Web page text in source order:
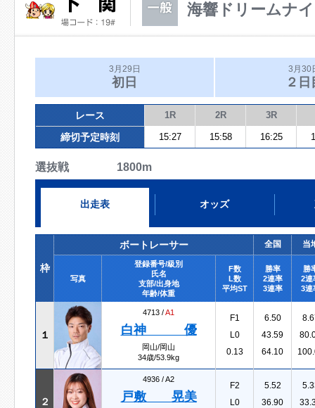
海響ドリームナ
3月29日
初日
3月30
２日
レース 1R 2R 3R
締切予定時刻 15:27 15:58 16:25
選抜戦 1800m
出走表 オッズ
枠
ボートレーサー 全国 当
写真
登録番号/級別
氏名
支部/出身地
年齢/体重
F数
L数
平均ST
勝率
2連率
3連率
勝
2連
3連
１
4713 /A1
白神 優
岡山/岡山
34歳/53.9kg
F1
L0
0.13
6.50
43.59
64.10
２
4936 /A2
戸敷 晃美
F2
L0
5.52
36.90